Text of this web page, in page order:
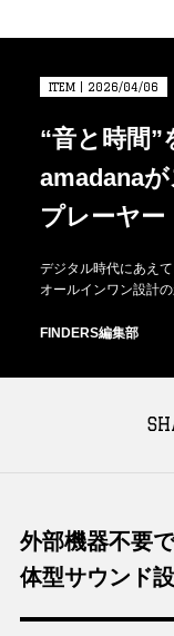
ITEM | 2026/04/06
“音と時間”
amadana
プレーヤー
デジタル時代にあえ
オールインワン設計
FINDERS編集部
外部機器不要
体型サウンド